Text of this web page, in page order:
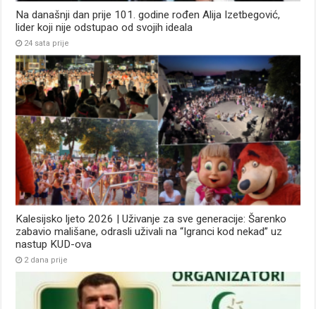
Na današnji dan prije 101. godine rođen Alija Izetbegović,
lider koji nije odstupao od svojih ideala
24 sata prije
Kalesijsko ljeto 2026 | Uživanje za sve generacije: Šarenko
zabavio mališane, odrasli uživali na “Igranci kod nekad” uz
nastup KUD-ova
2 dana prije